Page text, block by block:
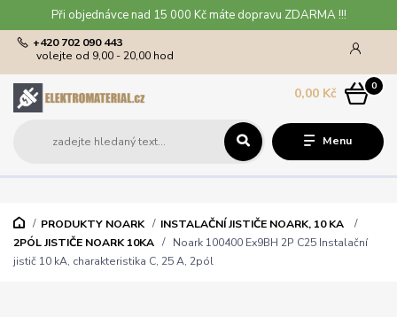
Při objednávce nad 15 000 Kč máte dopravu ZDARMA !!!
Menu
+420 702 090 443
volejte od 9,00 - 20,00 hod
0
0,00 Kč
PRODUKTY NOARK
INSTALAČNÍ JISTIČE NOARK, 10 KA
2PÓL JISTIČE NOARK 10KA
Noark 100400 Ex9BH 2P C25 Instalační
jistič 10 kA, charakteristika C, 25 A, 2pól